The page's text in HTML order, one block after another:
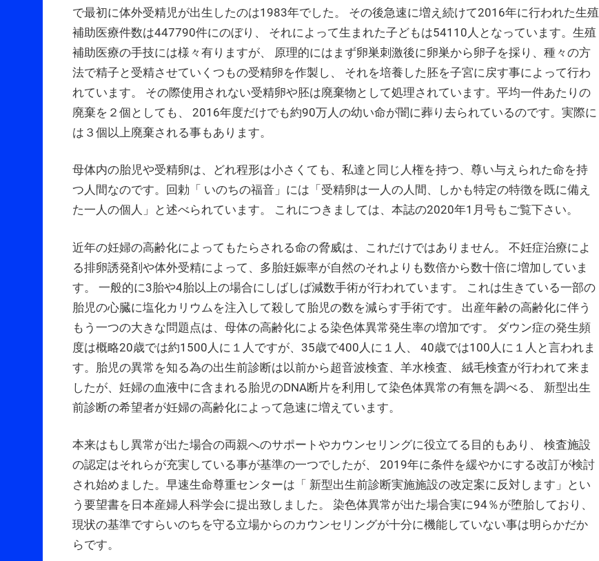
で最初に体外受精児が出生したのは1983年でした。 その後急速に増え続けて2016年に行われた生殖
補助医療件数は447790件にのぼり、 それによって生まれた子どもは54110人となっています。生殖
補助医療の手技には様々有りますが、 原理的にはまず卵巣刺激後に卵巣から卵子を採り、種々の方
法で精子と受精させていくつもの受精卵を作製し、 それを培養した胚を子宮に戻す事によって行わ
れています。 その際使用されない受精卵や胚は廃棄物として処理されています。平均一件あたりの
廃棄を２個としても、 2016年度だけでも約90万人の幼い命が闇に葬り去られているのです。実際に
は３個以上廃棄される事もあります。
母体内の胎児や受精卵は、どれ程形は小さくても、私達と同じ人権を持つ、尊い与えられた命を持
つ人間なのです。回勅「 いのちの福音」には「受精卵は一人の人間、しかも特定の特徴を既に備え
た一人の個人」と述べられています。 これにつきましては、本誌の2020年1月号もご覧下さい。
近年の妊婦の高齢化によってもたらされる命の脅威は、これだけではありません。 不妊症治療によ
る排卵誘発剤や体外受精によって、多胎妊娠率が自然のそれよりも数倍から数十倍に増加していま
す。 一般的に3胎や4胎以上の場合にしばしば減数手術が行われています。 これは生きている一部の
胎児の心臓に塩化カリウムを注入して殺して胎児の数を減らす手術です。 出産年齢の高齢化に伴う
もう一つの大きな問題点は、母体の高齢化による染色体異常発生率の増加です。 ダウン症の発生頻
度は概略20歳では約1500人に１人ですが、35歳で400人に１人、 40歳では100人に１人と言われま
す。胎児の異常を知る為の出生前診断は以前から超音波検査、羊水検査、 絨毛検査が行われて来ま
したが、妊婦の血液中に含まれる胎児のDNA断片を利用して染色体異常の有無を調べる、 新型出生
前診断の希望者が妊婦の高齢化によって急速に増えています。
本来はもし異常が出た場合の両親へのサポートやカウンセリングに役立てる目的もあり、 検査施設
の認定はそれらが充実している事が基準の一つでしたが、 2019年に条件を緩やかにする改訂が検討
され始めました。早速生命尊重センターは「 新型出生前診断実施施設の改定案に反対します」とい
う要望書を日本産婦人科学会に提出致しました。 染色体異常が出た場合実に94％が堕胎しており、
現状の基準ですらいのちを守る立場からのカウンセリングが十分に機能していない事は明らかだか
らです。